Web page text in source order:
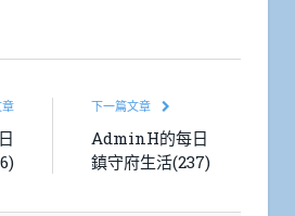
章 下一篇文章
AdminH的每日
鎮守府生活(237)